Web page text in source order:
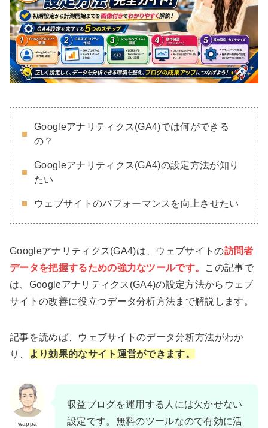
Googleアナリティクス(GA4)では何ができる
の？
Googleアナリティクス(GA4)の設定方法が知り
たい
ウェブサイトのパフォーマンスを向上させたい
Googleアナリティクス(GA4)は、ウェブサイトの訪問者
データを把握するための強力なツールです。 この記事で
は、Googleアナリティクス(GA4)の設定方法からウェブ
サイトの改善に役立つデータ分析方法まで解説します。
記事を読めば、ウェブサイトのデータ分析方法がわか
り、
より効果的なサイト運営ができます。
wappa
収益ブログを運用する人には欠かせない
設定です。無料のツールなので有効に活